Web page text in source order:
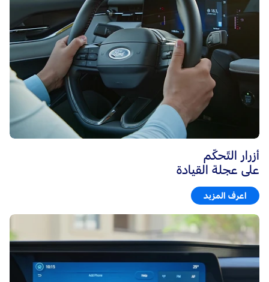
أزرار التّحكّم
على عجلة القيادة
اعرف المزيد